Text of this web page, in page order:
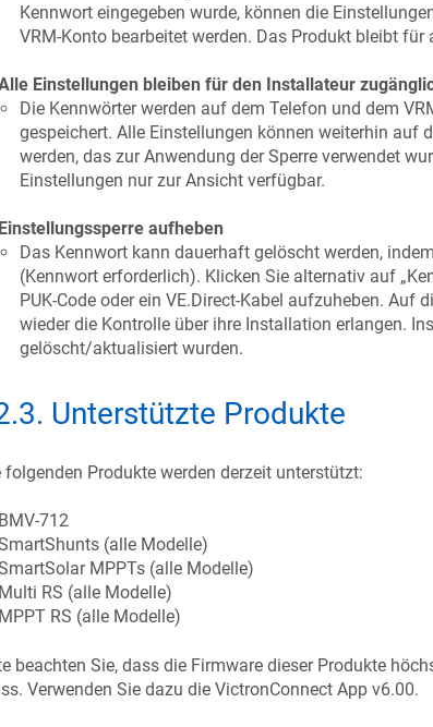
Kennwort eingegeben wurde, können die
VRM-Konto bearbeitet werden. Das Produkt bleibt für
Einstellungen bleiben für den Installateur
Die Kennwörter werden auf dem Telefon und dem
gespeichert. Alle Einstellungen können weiterhin auf
werden, das zur Anwendung der Sperre verwendet
Einstellungen nur zur Ansicht verfügbar.
Einstellungssperre aufheben
Das Kennwort kann dauerhaft gelöscht werden,
(Kennwort erforderlich). Klicken Sie alternativ auf
PUK-Code oder ein VE.Direct-Kabel aufzuheben. Auf
wieder die Kontrolle über ihre Installation erlangen.
gelöscht/aktualisiert wurden.
. Unterstützte Produkte
folgenden Produkte werden derzeit unterstützt:
BMV-712
(alle Modelle)
MPPTs (alle Modelle)
Multi RS (alle Modelle)
MPPT RS (alle Modelle)
beachten Sie, dass die Firmware dieser Produkte
Verwenden Sie dazu die VictronConnect App v6.00.